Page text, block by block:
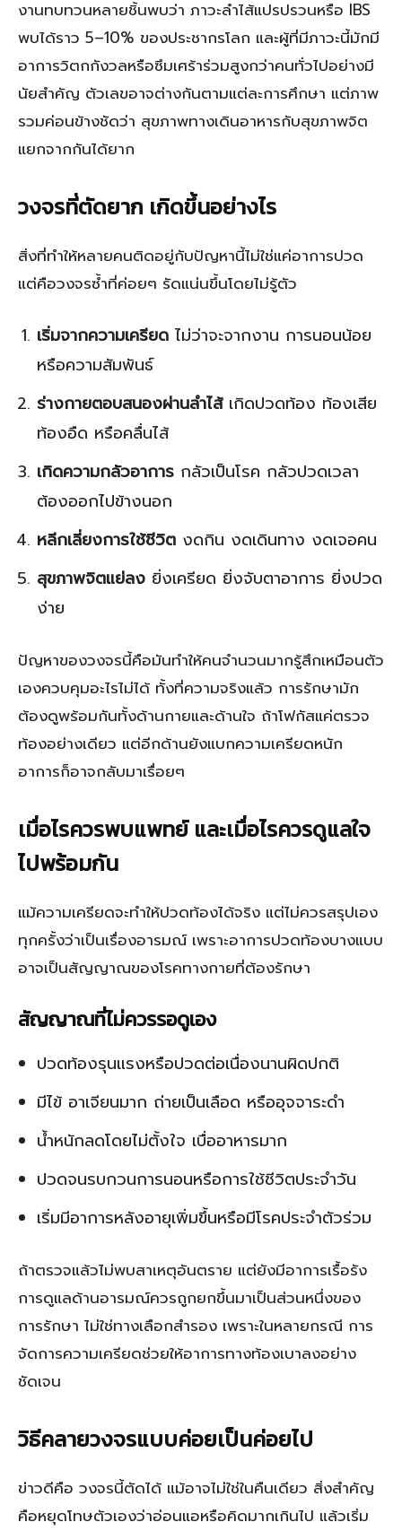
งานทบทวนหลายชิ้นพบว่า ภาวะลำไส้แปรปรวนหรือ IBS
พบได้ราว 5–10% ของประชากรโลก และผู้ที่มีภาวะนี้มักมี
อาการวิตกกังวลหรือซึมเศร้าร่วมสูงกว่าคนทั่วไปอย่างมี
นัยสำคัญ ตัวเลขอาจต่างกันตามแต่ละการศึกษา แต่ภาพ
รวมค่อนข้างชัดว่า สุขภาพทางเดินอาหารกับสุขภาพจิต
แยกจากกันได้ยาก
วงจรที่ตัดยาก เกิดขึ้นอย่างไร
สิ่งที่ทำให้หลายคนติดอยู่กับปัญหานี้ไม่ใช่แค่อาการปวด
แต่คือวงจรซ้ำที่ค่อยๆ รัดแน่นขึ้นโดยไม่รู้ตัว
เริ่มจากความเครียด ไม่ว่าจะจากงาน การนอนน้อย
หรือความสัมพันธ์
ร่างกายตอบสนองผ่านลำไส้เกิดปวดท้อง ท้องเสีย
ท้องอืด หรือคลื่นไส้
เกิดความกลัวอาการ กลัวเป็นโรค กลัวปวดเวลา
ต้องออกไปข้างนอก
หลีกเลี่ยงการใช้ชีวิต งดกิน งดเดินทาง งดเจอคน
สุขภาพจิตแย่ลง ยิ่งเครียด ยิ่งจับตาอาการ ยิ่งปวด
ง่าย
ปัญหาของวงจรนี้คือมันทำให้คนจำนวนมากรู้สึกเหมือนตัว
เองควบคุมอะไรไม่ได้ ทั้งที่ความจริงแล้ว การรักษามัก
ต้องดูพร้อมกันทั้งด้านกายและด้านใจ ถ้าโฟกัสแค่ตรวจ
ท้องอย่างเดียว แต่อีกด้านยังแบกความเครียดหนัก
อาการก็อาจกลับมาเรื่อยๆ
เมื่อไรควรพบแพทย์ และเมื่อไรควรดูแลใจ
ไปพร้อมกัน
แม้ความเครียดจะทำให้ปวดท้องได้จริง แต่ไม่ควรสรุปเอง
ทุกครั้งว่าเป็นเรื่องอารมณ์ เพราะอาการปวดท้องบางแบบ
อาจเป็นสัญญาณของโรคทางกายที่ต้องรักษา
สัญญาณที่ไม่ควรรอดูเอง
ปวดท้องรุนแรงหรือปวดต่อเนื่องนานผิดปกติ
มีไข้ อาเจียนมาก ถ่ายเป็นเลือด หรืออุจจาระดำ
น้ำหนักลดโดยไม่ตั้งใจ เบื่ออาหารมาก
ปวดจนรบกวนการนอนหรือการใช้ชีวิตประจำวัน
เริ่มมีอาการหลังอายุเพิ่มขึ้นหรือมีโรคประจำตัวร่วม
ถ้าตรวจแล้วไม่พบสาเหตุอันตราย แต่ยังมีอาการเรื้อรัง
การดูแลด้านอารมณ์ควรถูกยกขึ้นมาเป็นส่วนหนึ่งของ
การรักษา ไม่ใช่ทางเลือกสำรอง เพราะในหลายกรณี การ
จัดการความเครียดช่วยให้อาการทางท้องเบาลงอย่าง
ชัดเจน
วิธีคลายวงจรแบบค่อยเป็นค่อยไป
ข่าวดีคือ วงจรนี้ตัดได้ แม้อาจไม่ใช่ในคืนเดียว สิ่งสำคัญ
คือหยุดโทษตัวเองว่าอ่อนแอหรือคิดมากเกินไป แล้วเริ่ม